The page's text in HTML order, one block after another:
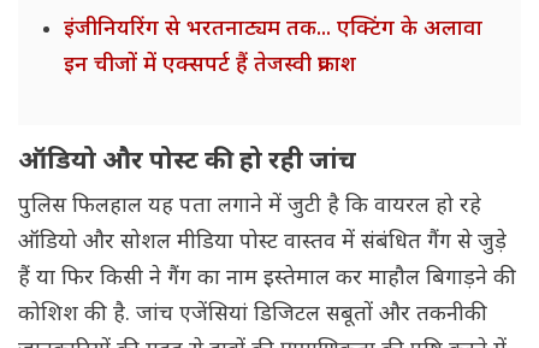
इंजीनियरिंग से भरतनाट्यम तक... एक्टिंग के अलावा
इन चीजों में एक्सपर्ट हैं तेजस्वी प्रकाश
ऑडियो और पोस्ट की हो रही जांच
पुलिस फिलहाल यह पता लगाने में जुटी है कि वायरल हो रहे
ऑडियो और सोशल मीडिया पोस्ट वास्तव में संबंधित गैंग से जुड़े
हैं या फिर किसी ने गैंग का नाम इस्तेमाल कर माहौल बिगाड़ने की
कोशिश की है. जांच एजेंसियां डिजिटल सबूतों और तकनीकी